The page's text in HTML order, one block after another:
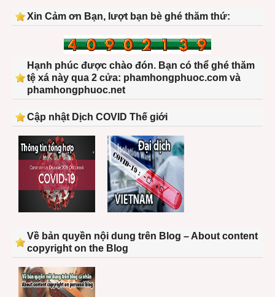
Xin Cảm ơn Bạn, lượt bạn bè ghé thăm thứ:
Hạnh phúc được chào đón. Bạn có thể ghé thăm
tệ xá này qua 2 cửa: phamhongphuoc.com và
phamhongphuoc.net
Cập nhật Dịch COVID Thế giới
Về bản quyền nội dung trên Blog – About content
copyright on the Blog